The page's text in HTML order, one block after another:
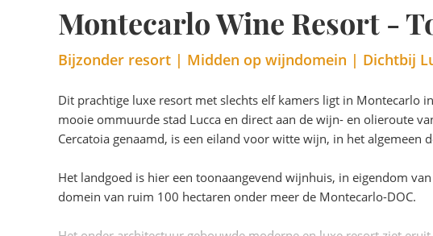
Montecarlo Wine Resort -
Bijzonder resort | Midden op wijndomein | Dichtbij
Dit prachtige luxe resort met slechts elf kamers ligt in Montecarlo
mooie ommuurde stad Lucca en direct aan de wijn- en olieroute
Cercatoia genaamd, is een eiland voor witte wijn, in het algemeen
Het landgoed is hier een toonaangevend wijnhuis, in eigendom
domein van ruim 100 hectaren onder meer de Montecarlo-DOC.